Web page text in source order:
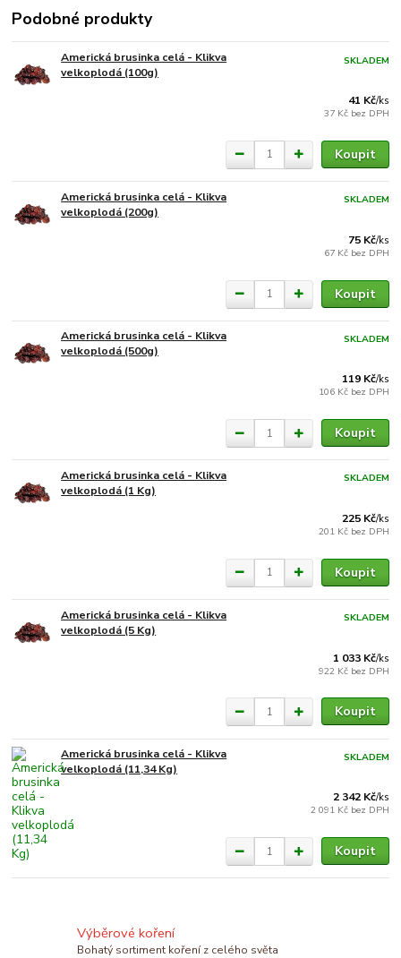
Podobné produkty
Americká brusinka celá - Klikva
velkoplodá (100g)
41 Kč/ks
37 Kč bez DPH
SKLADEM
Koupit
Americká brusinka celá - Klikva
velkoplodá (200g)
75 Kč/ks
67 Kč bez DPH
SKLADEM
Koupit
Americká brusinka celá - Klikva
velkoplodá (500g)
119 Kč/ks
106 Kč bez DPH
SKLADEM
Koupit
Americká brusinka celá - Klikva
velkoplodá (1 Kg)
225 Kč/ks
201 Kč bez DPH
SKLADEM
Koupit
Americká brusinka celá - Klikva
velkoplodá (5 Kg)
1 033 Kč/ks
922 Kč bez DPH
SKLADEM
Koupit
Americká brusinka celá - Klikva
velkoplodá (11,34 Kg)
2 342 Kč/ks
2 091 Kč bez DPH
SKLADEM
Koupit
Výběrové koření
Bohatý sortiment koření z celého světa